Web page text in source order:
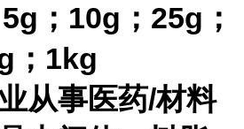
；10g；25g；
；1kg
从事医药/材料